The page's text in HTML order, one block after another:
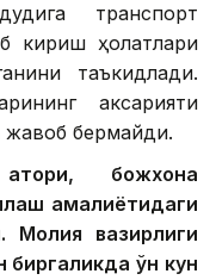
транспорт
кириш ҳолатлари
таъкидлади.
аксарияти
жавоб бермайди.
божхона
амалиётидаги
Молия вазирлиги
биргаликда ўн кун